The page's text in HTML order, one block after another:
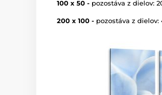
100 x 50 - pozostáva z dielov:
200 x 100 - pozostáva z dielov: